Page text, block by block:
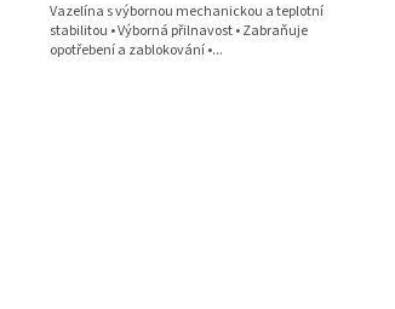
Vazelína s výbornou mechanickou a teplotní
stabilitou • Výborná přilnavost • Zabraňuje
opotřebení a zablokování •...